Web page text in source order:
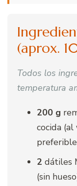
(aprox.
Todos los
temperatura
200 g
cocida (al
2 dátiles
(sin